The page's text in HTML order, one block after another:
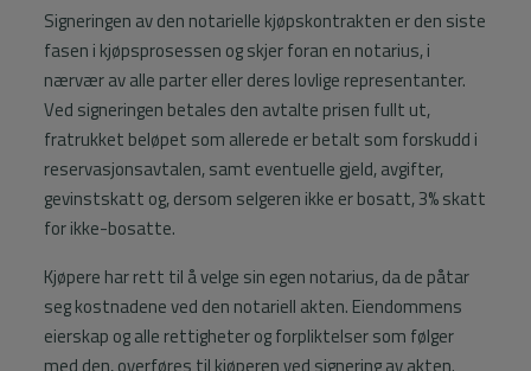
Signeringen av den notarielle kjøpskontrakten er den siste
fasen i kjøpsprosessen og skjer foran en notarius, i
nærvær av alle parter eller deres lovlige representanter.
Ved signeringen betales den avtalte prisen fullt ut,
fratrukket beløpet som allerede er betalt som forskudd i
reservasjonsavtalen, samt eventuelle gjeld, avgifter,
gevinstskatt og, dersom selgeren ikke er bosatt, 3% skatt
for ikke-bosatte.
Kjøpere har rett til å velge sin egen notarius, da de påtar
seg kostnadene ved den notariell akten. Eiendommens
eierskap og alle rettigheter og forpliktelser som følger